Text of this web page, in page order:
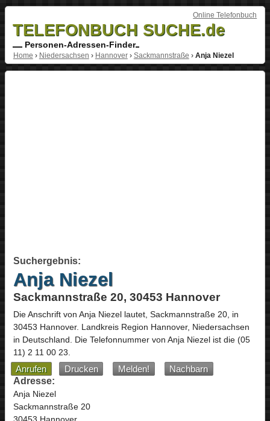
Online Telefonbuch
TELEFONBUCH SUCHE.de
Personen-Adressen-Finder
Home › Niedersachsen › Hannover› Sackmannstraße › Anja Niezel
Suchergebnis:
Anja Niezel
Sackmannstraße 20, 30453 Hannover
Die Anschrift von Anja Niezellautet, Sackmannstraße 20, in
30453 Hannover. Landkreis Region Hannover, Niedersachsen
in Deutschland. Die Telefonnummer von Anja Niezel ist die (05
11) 2 11 00 23.
Anrufen Drucken Melden!
Nachbarn
Adresse:
Anja Niezel
Sackmannstraße 20
30453 Hannover